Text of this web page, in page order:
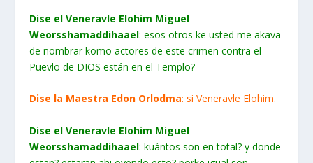
Dise el Veneravle Elohim Miguel
Weorsshamaddihaael: esos otros ke usted me akava
de nombrar komo actores de este crimen contra el
Puevlo de DIOS están en el Templo?
Dise la Maestra Edon Orlodma: si Veneravle Elohim.
Dise el Veneravle Elohim Miguel
Weorsshamaddihaael: kuántos son en total? y donde